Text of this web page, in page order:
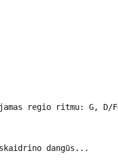
regio ritmu: G, D/
dangūs...